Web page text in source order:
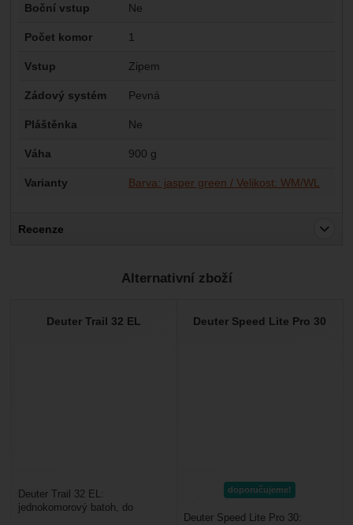
Boční vstup Ne
Počet komor 1
Vstup Zipem
Zádový systém Pevná
Pláštěnka Ne
Váha 900 g
Varianty Barva: jasper green / Velikost: WM/WL
Recenze
Nebyla přidána žádná recenze.
Alternativní zboží
Deuter Trail 32 EL
Deuter Trail 32 EL:
jednokomorový batoh, do
Deuter Speed Lite Pro 30
doporučujeme!
Deuter Speed Lite Pro 30: